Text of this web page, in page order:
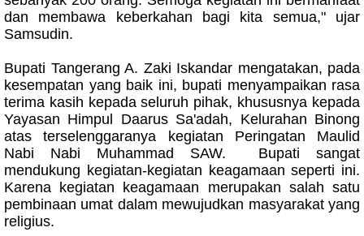
dan membawa keberkahan bagi kita semua," ujar
Samsudin.
Bupati Tangerang A. Zaki Iskandar mengatakan, pada
kesempatan yang baik ini, bupati menyampaikan rasa
terima kasih kepada seluruh pihak, khususnya kepada
Yayasan Himpul Daarus Sa'adah, Kelurahan Binong
atas terselenggaranya kegiatan Peringatan Maulid
Nabi Nabi Muhammad SAW. Bupati sangat
mendukung kegiatan-kegiatan keagamaan seperti ini.
Karena kegiatan keagamaan merupakan salah satu
pembinaan umat dalam mewujudkan masyarakat yang
religius.